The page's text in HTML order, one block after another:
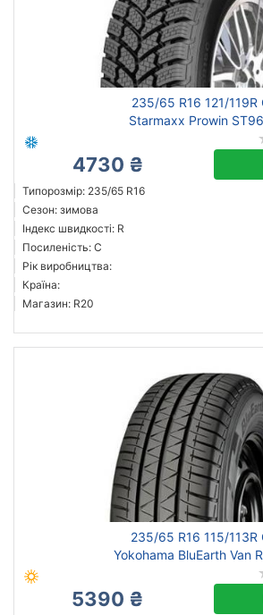
235/65 R16 121/119R
Starmaxx Prowin
4730 ₴
Типорозмір: 235/65 R16
Сезон: зимова
Індекс швидкості: R
Посиленість: C
Рік виробництва:
Країна:
Магазин: R20
235/65 R16 115/113R
Yokohama BluEarth Van
5390 ₴